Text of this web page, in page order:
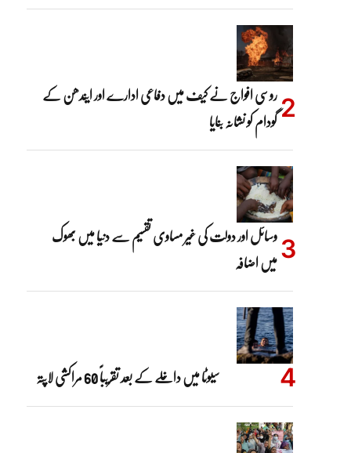
روسی افواج نے کیف میں دفاعی ادارے اور ایندھن کے
گودام کو نشانہ بنایا
وسائل اور دولت کی غیر مساوی تقسیم سے دنیا میں بھوک
میں اضافہ
سیوٹا میں داخلے کے بعد تقریباً 60 مراکشی لاپتہ